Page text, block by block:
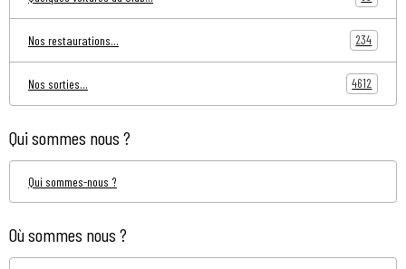
Nos restaurations... 234
Nos sorties... 4612
Qui sommes nous ?
Qui sommes-nous ?
Où sommes nous ?